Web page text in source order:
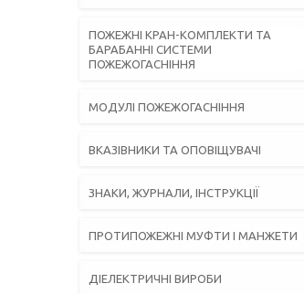
ПОЖЕЖНІ КРАН-КОМПЛЕКТИ ТА
БАРАБАННІ СИСТЕМИ
ПОЖЕЖОГАСНІННЯ
МОДУЛІ ПОЖЕЖОГАСНІННЯ
ВКАЗІВНИКИ ТА ОПОВІЩУВАЧІ
ЗНАКИ, ЖУРНАЛИ, ІНСТРУКЦІЇ
ПРОТИПОЖЕЖНІ МУФТИ І МАНЖЕТИ
ДІЕЛЕКТРИЧНІ ВИРОБИ